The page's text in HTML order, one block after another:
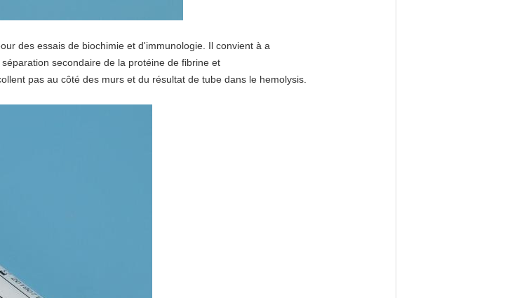
des essais de biochimie et d'immunologie. Il convient à a
secondaire de la protéine de fibrine et
pas au côté des murs et du résultat de tube dans le hemolysis.